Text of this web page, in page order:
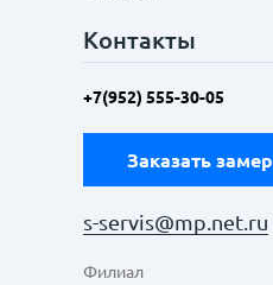
Контакты
+7(952) 555-30-05
Заказать замер
s-servis@mp.net.ru
Филиал